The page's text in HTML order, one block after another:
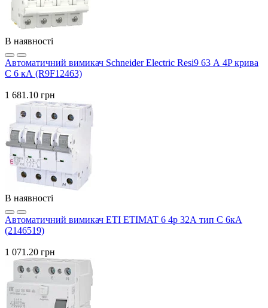
В наявності
Автоматичний вимикач Schneider Electric Resi9 63 А 4P крива
C 6 кА (R9F12463)
1 681.10 грн
В наявності
Автоматичний вимикач ETI ETIMAT 6 4p 32А тип C 6кА
(2146519)
1 071.20 грн